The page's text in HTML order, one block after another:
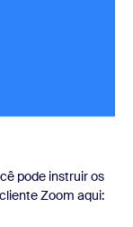
pode instruir os
Zoom aqui: